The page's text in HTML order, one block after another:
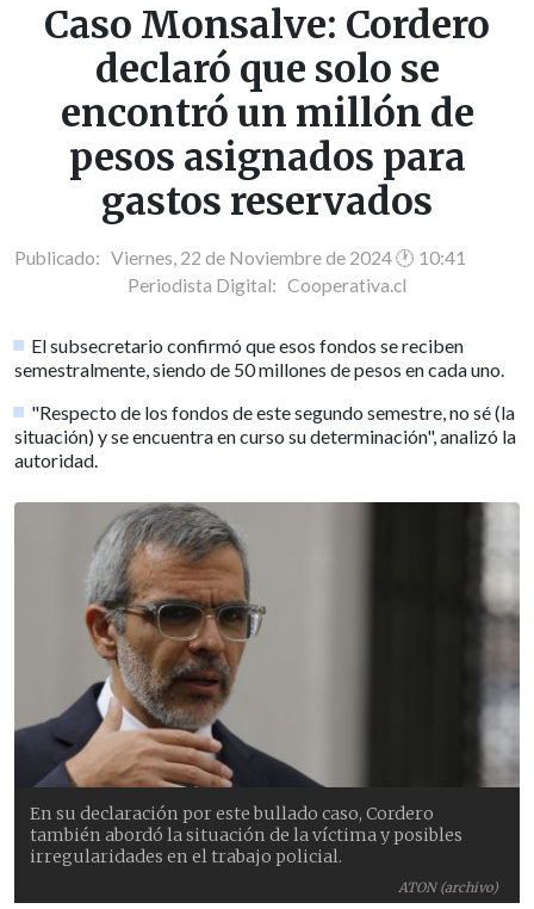
Caso Monsalve: Cordero
declaró que solo se
encontró un millón de
pesos asignados para
gastos reservados
Publicado: Viernes, 22 de Noviembre de 2024 🕐 10:41
Periodista Digital: Cooperativa.cl
El subsecretario confirmó que esos fondos se reciben
semestralmente, siendo de 50 millones de pesos en cada uno.
"Respecto de los fondos de este segundo semestre, no sé (la
situación) y se encuentra en curso su determinación", analizó la
autoridad.
ATON (archivo)
En su declaración por este bullado caso, Cordero
también abordó la situación de la víctima y posibles
irregularidades en el trabajo policial.